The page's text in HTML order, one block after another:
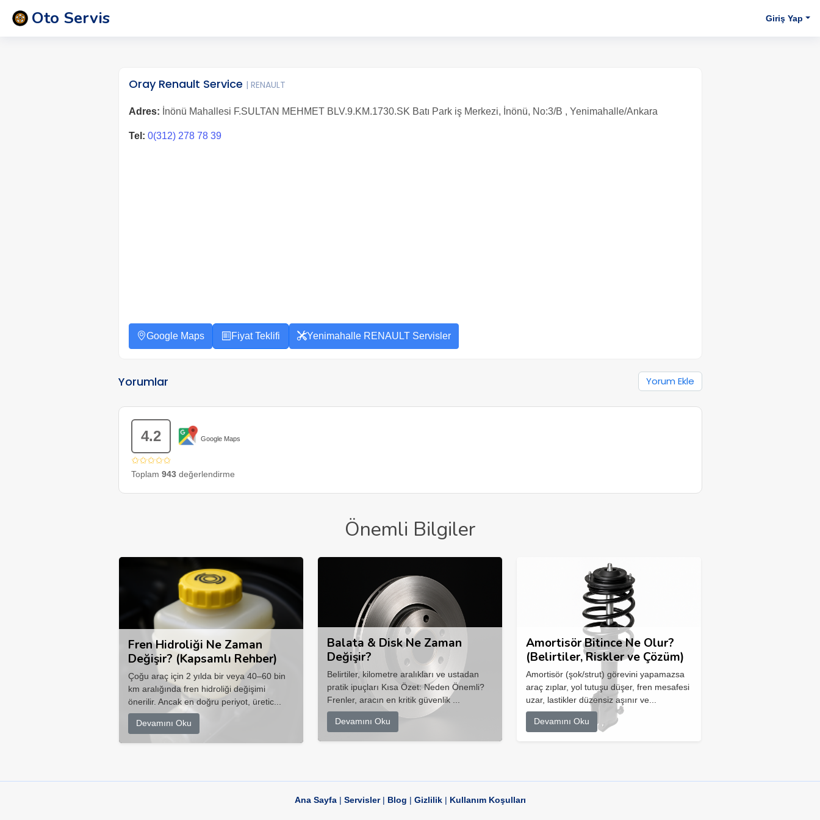
Oto Servis Giriş Yap
Oray Renault Service | RENAULT
Adres: İnönü Mahallesi F.SULTAN MEHMET BLV.9.KM.1730.SK Batı Park iş Merkezi, İnönü, No:3/B , Yenimahalle/Ankara
Tel: 0(312) 278 78 39
Google Maps Fiyat Teklifi Yenimahalle RENAULT Servisler
Yorumlar Yorum Ekle
4.2 Google Maps
✩✩✩✩✩
Toplam 943değerlendirme
Önemli Bilgiler
Fren Hidroliği Ne Zaman
Değişir? (Kapsamlı Rehber)
Çoğu araç için 2 yılda bir veya 40–60 bin
km aralığında fren hidroliği değişimi
önerilir. Ancak en doğru periyot, üretic...
Devamını Oku
Balata & Disk Ne Zaman
Değişir?
Belirtiler, kilometre aralıkları ve ustadan
pratik ipuçları Kısa Özet: Neden Önemli?
Frenler, aracın en kritik güvenlik ...
Devamını Oku
Amortisör Bitince Ne Olur?
(Belirtiler, Riskler ve Çözüm)
Amortisör (şok/strut) görevini yapamazsa
araç zıplar, yol tutuşu düşer, fren mesafesi
uzar, lastikler düzensiz aşınır ve...
Devamını Oku
Ana Sayfa| Servisler| Blog | Gizlilik| Kullanım Koşulları